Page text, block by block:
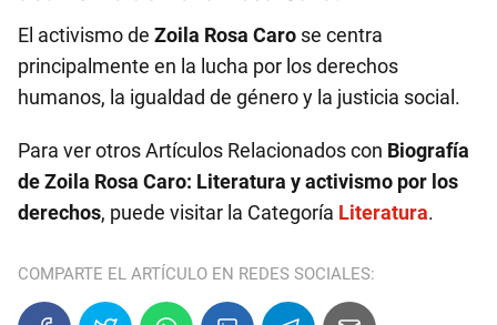
El activismo de Zoila Rosa Caro se centra
principalmente en la lucha por los derechos
humanos, la igualdad de género y la justicia social.
Para ver otros Artículos Relacionados con Biografía
de Zoila Rosa Caro: Literatura y activismo por los
derechos, puede visitar la Categoría Literatura.
COMPARTE EL ARTÍCULO EN REDES SOCIALES: